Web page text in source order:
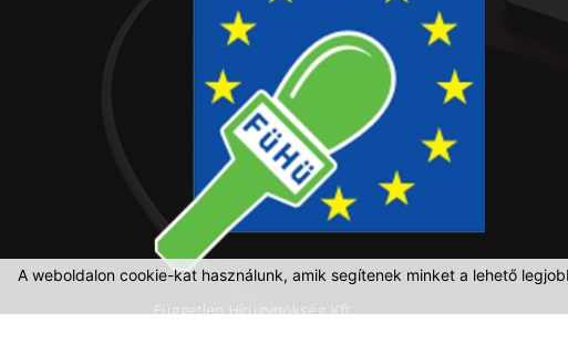
Független Hírügynökség Kft.
A weboldalon cookie-kat használunk, amik segítenek minket a lehető